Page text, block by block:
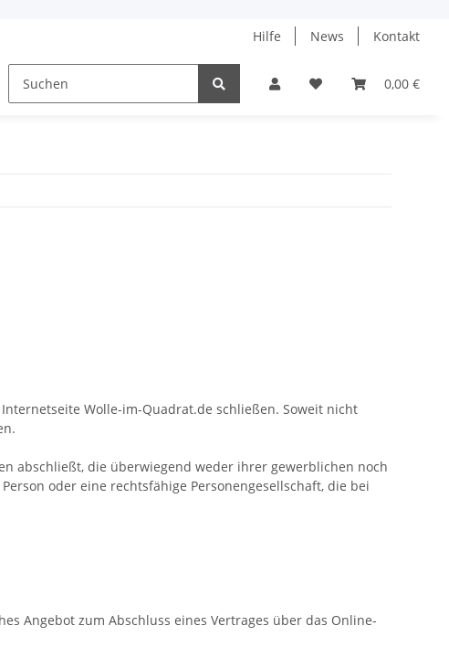
Hilfe
News Kontakt
0,00 €
Wolle-im-Quadrat.de schließen. Soweit nicht
abschließt, die überwiegend weder ihrer gewerblichen noch
oder eine rechtsfähige Personengesellschaft, die bei
Angebot zum Abschluss eines Vertrages über das Online-